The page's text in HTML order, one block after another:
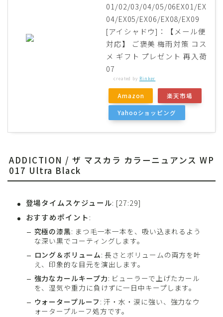
01/02/03/04/05/06EX01/EX
04/EX05/EX06/EX08/EX09
[アイシャドウ]：【メール便
対応】 ご褒美 梅雨対策 コス
メ ギフト プレゼント 再入荷
07
created by Rinker
Amazon 楽天市場
Yahooショッピング
ADDICTION / ザ マスカラ カラーニュアンス WP
017 Ultra Black
登場タイムスケジュール: [27:29]
おすすめポイント:
究極の漆黒: まつ毛一本一本を、吸い込まれるよう
な深い黒でコーティングします。
ロング＆ボリューム: 長さとボリュームの両方を叶
え、印象的な目元を演出します。
強力なカールキープ力: ビューラーで上げたカール
を、湿気や重力に負けずに一日中キープします。
ウォータープルーフ : 汗・水・涙に強い、強力なウ
ォータープルーフ処方です。